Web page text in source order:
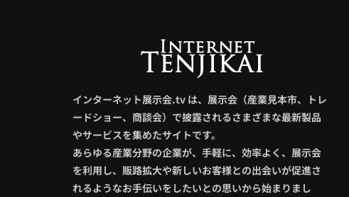
インターネット展示会.tv は、展示会（産業見本市、トレ
ードショー、商談会）で披露されるさまざまな最新製品
やサービスを集めたサイトです。
あらゆる産業分野の企業が、手軽に、効率よく、展示会
を利用し、販路拡大や新しいお客様との出会いが促進さ
れるようなお手伝いをしたいとの思いから始まりまし